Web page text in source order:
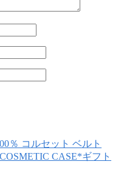
％ コルセット ベルト
CASE*ギフト